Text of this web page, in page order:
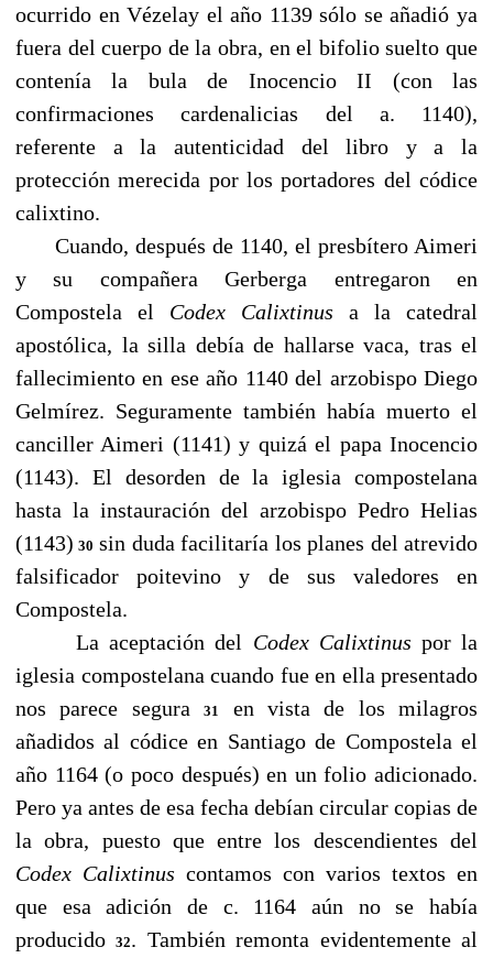
ocurrido en Vézelay el año 1139 sólo se añadió ya
fuera del cuerpo de la obra, en el bifolio suelto que
contenía la bula de Inocencio II (con las
confirmaciones cardenalicias del a. 1140),
referente a la autenticidad del libro y a la
protección merecida por los portadores del códice
calixtino.
Cuando, después de 1140, el presbítero Aimeri
y su compañera Gerberga entregaron en
Compostela el Codex Calixtinus a la catedral
apostólica, la silla debía de hallarse vaca, tras el
fallecimiento en ese año 1140 del arzobispo Diego
Gelmírez. Seguramente también había muerto el
canciller Aimeri (1141) y quizá el papa Inocencio
(1143). El desorden de la iglesia compostelana
hasta la instauración del arzobispo Pedro Helias
(1143) 30 sin duda facilitaría los planes del atrevido
falsificador poitevino y de sus valedores en
Compostela.
La aceptación del Codex Calixtinus por la
iglesia compostelana cuando fue en ella presentado
nos parece segura31
en vista de los milagros
añadidos al códice en Santiago de Compostela el
año 1164 (o poco después) en un folio adicionado.
Pero ya antes de esa fecha debían circular copias de
la obra, puesto que entre los descendientes del
Codex Calixtinus contamos con varios textos en
que esa adición de c. 1164 aún no se había
producido32. También remonta evidentemente al